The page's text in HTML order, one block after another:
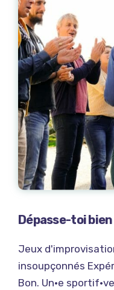
Dépasse-toi bien
Jeux
insoupçonnés
Bon. Un·e